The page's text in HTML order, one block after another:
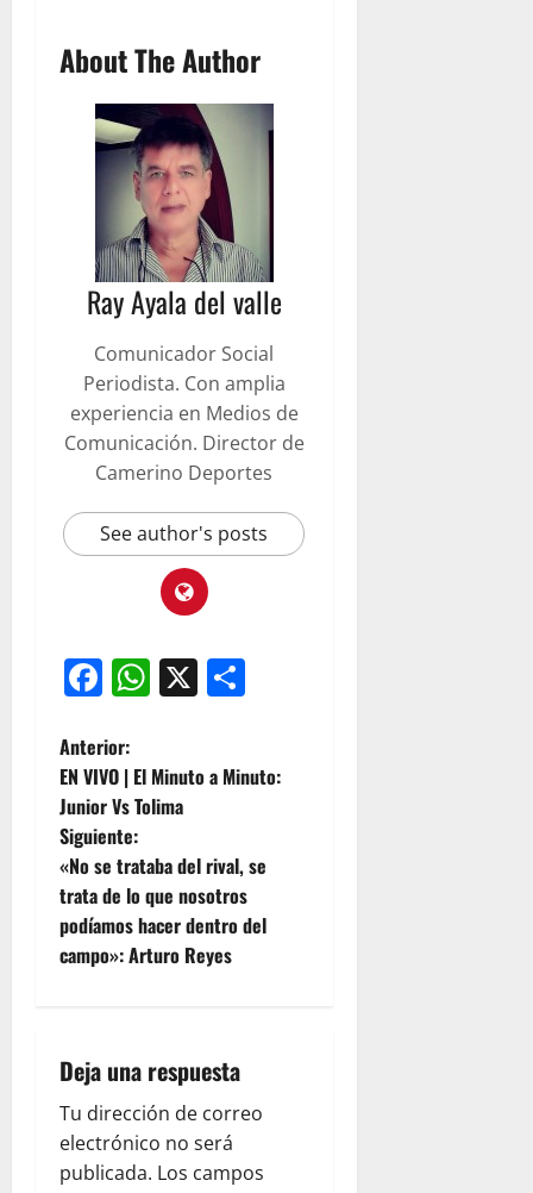
About The Author
Ray Ayala del valle
Comunicador Social
Periodista. Con amplia
experiencia en Medios de
Comunicación. Director de
Camerino Deportes
See author's posts
Facebook
WhatsApp
X
Anterior:
EN VIVO | El Minuto a Minuto:
Junior Vs Tolima
Siguiente:
«No se trataba del rival, se
trata de lo que nosotros
podíamos hacer dentro del
campo»: Arturo Reyes
Deja una respuesta
Tu dirección de correo
electrónico no será
publicada. Los campos